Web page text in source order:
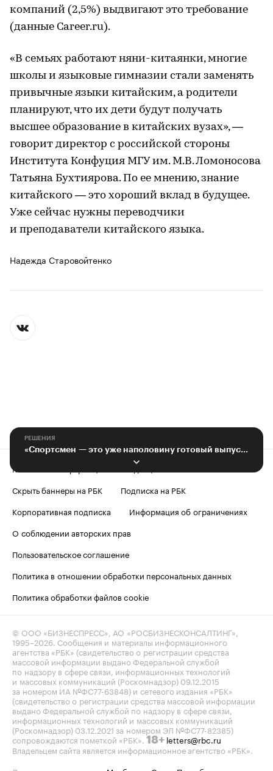
компаний (2,5%) выдвигают это требование
(данные Career.ru).
«В семьях работают няни-китаянки, многие
школы и языковые гимназии стали заменять
привычные языки китайским, а родители
планируют, что их дети будут получать
высшее образование в китайских вузах», —
говорит директор с российской стороны
Института Конфуция МГУ им. М.В. Ломоносова
Татьяна Бухтиярова. По ее мнению, знание
китайского — это хороший вклад в будущее.
Уже сейчас нужны переводчики
и преподаватели китайского языка.
Надежда Старовойтенко
РЕШЕНИЯ
«Спортсмен — это уже наполовину готовый выпускник»
Контактная информация
Скрыть баннеры на РБК
Подписка на РБК
Корпоративная подписка
Информация об ограничениях
О соблюдении авторских прав
Пользовательское соглашение
Политика в отношении обработки персональных данных
Политика обработки файлов cookie
© ООО «БИЗНЕСПРЕСС», АО «РОСБИЗНЕСКОНСАЛТИНГ»,
1995–2026. Сообщения и материалы информационного
агентства «РБК» (свидетельство о регистрации средства
массовой информации выдано Федеральной службой
по надзору в сфере связи, информационных технологий
и массовых коммуникаций (Роскомнадзор) 09.12.2015
за номером ИА №ФС77-63848) и сетевого издания «РБК»
(свидетельство о регистрации средства массовой информации
выдано Федеральной службой по надзору в сфере связи,
информационных технологий и массовых коммуникаций
(Роскомнадзор) 03.12.2021 за номером ЭЛ №ФС77-82385)
сопровождаются пометкой «РБК». 18+ letters@rbc.ru
Владельцем сайта является информационное агентство «РБК».